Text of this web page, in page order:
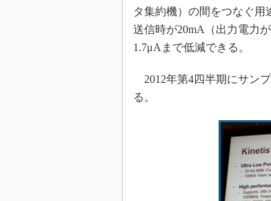
タ集約機）の間をつなぐ用
送信時が20mA（出力電力
1.7μAまで低減できる。
2012年第4四半期にサン
る。